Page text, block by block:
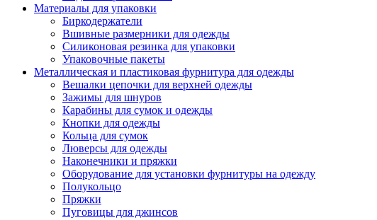
Материалы для упаковки
Биркодержатели
Вшивные размерники для одежды
Силиконовая резинка для упаковки
Упаковочные пакеты
Металлическая и пластиковая фурнитура для одежды
Вешалки цепочки для верхней одежды
Зажимы для шнуров
Карабины для сумок и одежды
Кнопки для одежды
Кольца для сумок
Люверсы для одежды
Наконечники и пряжки
Оборудование для установки фурнитуры на одежду
Полукольцо
Пряжки
Пуговицы для джинсов